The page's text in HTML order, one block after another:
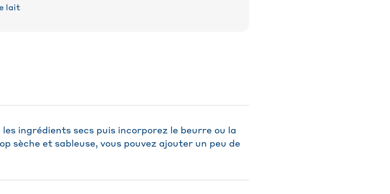
lait
ingrédients secs puis incorporez le beurre ou la
sèche et sableuse, vous pouvez ajouter un peu de